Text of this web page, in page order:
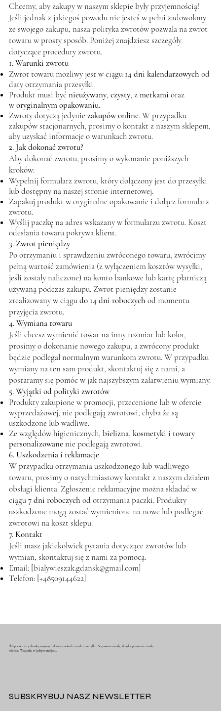
Chcemy, aby zakupy w naszym sklepie były przyjemnością!
Jeśli jednak z jakiegoś powodu nie jesteś w pełni zadowolony
ze swojego zakupu, nasza polityka zwrotów pozwala na zwrot
towaru w prosty sposób. Poniżej znajdziesz szczegóły
dotyczące procedury zwrotu.
1. Warunki zwrotu
Zwrot towaru możliwy jest w ciągu 14 dni kalendarzowych od
daty otrzymania przesyłki.
Produkt musi być nieużywany, czysty, zmetkami oraz
woryginalnym opakowaniu.
Zwroty dotyczą jedynie zakupów online. W przypadku
zakupów stacjonarnych, prosimy o kontakt z naszym sklepem,
aby uzyskać informacje o warunkach zwrotu.
2. Jak dokonać zwrotu?
Aby dokonać zwrotu, prosimy o wykonanie poniższych
kroków:
Wypełnij formularz zwrotu, który dołączony jest do przesyłki
lub dostępny na naszej stronie internetowej.
Zapakuj produkt w oryginalne opakowanie i dołącz formularz
zwrotu.
Wyślij paczkę na adres wskazany w formularzu zwrotu. Koszt
odesłania towaru pokrywaklient.
3. Zwrot pieniędzy
Po otrzymaniu i sprawdzeniu zwróconego towaru, zwrócimy
pełną wartość zamówienia (z wyłączeniem kosztów wysyłki,
jeśli zostały naliczone) na konto bankowe lub kartę płatniczą
używaną podczas zakupu. Zwrot pieniędzy zostanie
zrealizowany w ciągudo 14 dni roboczych od momentu
przyjęcia zwrotu.
4. Wymiana towaru
Jeśli chcesz wymienić towar na inny rozmiar lub kolor,
prosimy o dokonanie nowego zakupu, a zwrócony produkt
będzie podlegał normalnym warunkom zwrotu. W przypadku
wymiany na ten sam produkt, skontaktuj się z nami, a
postaramy się pomóc w jak najszybszym załatwieniu wymiany.
5. Wyjątki od polityki zwrotów
Produkty zakupione w promocji, przecenione lub w ofercie
wyprzedażowej, nie podlegają zwrotowi, chyba że są
uszkodzone lub wadliwe.
Ze względów higienicznych, bielizna, kosmetyki i towary
personalizowanenie podlegają zwrotowi.
6. Uszkodzenia i reklamacje
W przypadku otrzymania uszkodzonego lub wadliwego
towaru, prosimy o natychmiastowy kontakt z naszym działem
obsługi klienta. Zgłoszenie reklamacyjne można składać w
ciągu7 dni roboczych od otrzymania paczki. Produkty
uszkodzone mogą zostać wymienione na nowe lub podlegać
zwrotowi na koszt sklepu.
7. Kontakt
Jeśli masz jakiekolwiek pytania dotyczące zwrotów lub
wymian, skontaktuj się z nami za pomocą:
Email: [bialywieszak.gdansk@gmail.com]
Telefon: [+48509144622]
Sklep z odzieżą damską topowych skandynawskich marek i nie tylko. Najnowsze trendy, klasyka premium i moda
miejska. Wszystko w jednym miejscu.
SUBSKRYBUJ NASZ NEWSLETTER